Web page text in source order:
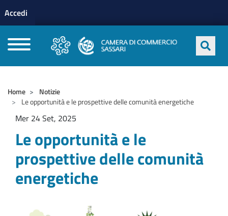
profilo utente
Accedi
Home
Notizie
Le opportunità e le prospettive delle comunità energetiche
Mer 24 Set, 2025
Le opportunità e le
prospettive delle comunità
energetiche